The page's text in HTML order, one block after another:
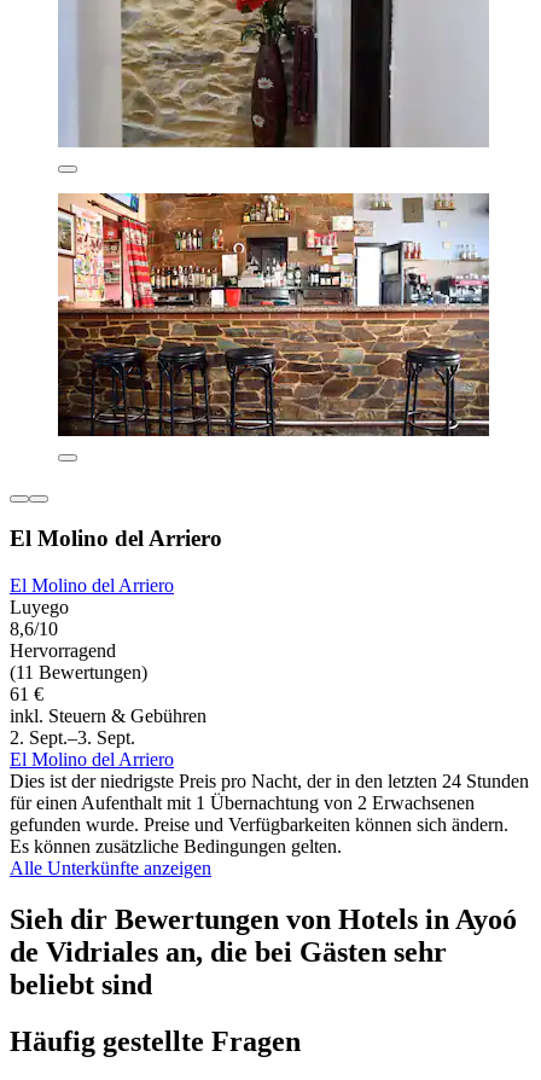
El Molino del Arriero
El Molino del Arriero
Luyego
8,6/10
Hervorragend
(11 Bewertungen)
61 €
inkl. Steuern & Gebühren
2. Sept.–3. Sept.
El Molino del Arriero
Dies ist der niedrigste Preis pro Nacht, der in den letzten 24 Stunden
für einen Aufenthalt mit 1 Übernachtung von 2 Erwachsenen
gefunden wurde. Preise und Verfügbarkeiten können sich ändern.
Es können zusätzliche Bedingungen gelten.
Alle Unterkünfte anzeigen
Sieh dir Bewertungen von Hotels in Ayoó
de Vidriales an, die bei Gästen sehr
beliebt sind
Häufig gestellte Fragen